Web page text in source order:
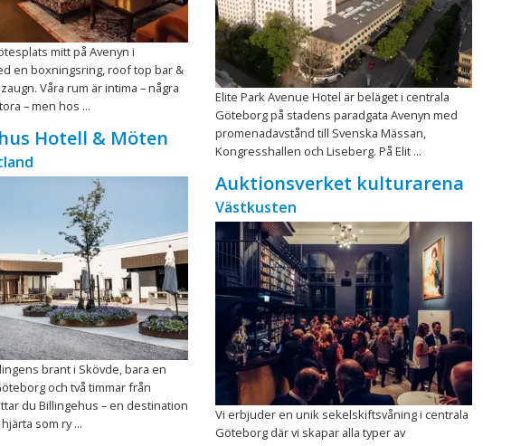
mitt på Avenyn i
en boxningsring, roof top bar &
Våra rum är intima – några
– men hos ...
Hotell & Möten
brant i Skövde, bara en
och två timmar från
du Billingehus – en destination
som ry ...
Elite Park Avenue Hotel är beläget i centrala
Göteborg på stadens paradgata Avenyn med
promenadavstånd till Svenska Mässan,
Kongresshallen och Liseberg. På Elit ...
Auktionsverket kulturarena
Västkusten
Vi erbjuder en unik sekelskiftsvåning i centrala
Göteborg där vi skapar alla typer av